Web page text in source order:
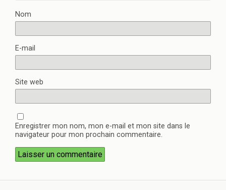
Nom
E-mail
Site web
Enregistrer mon nom, mon e-mail et mon site dans le
navigateur pour mon prochain commentaire.